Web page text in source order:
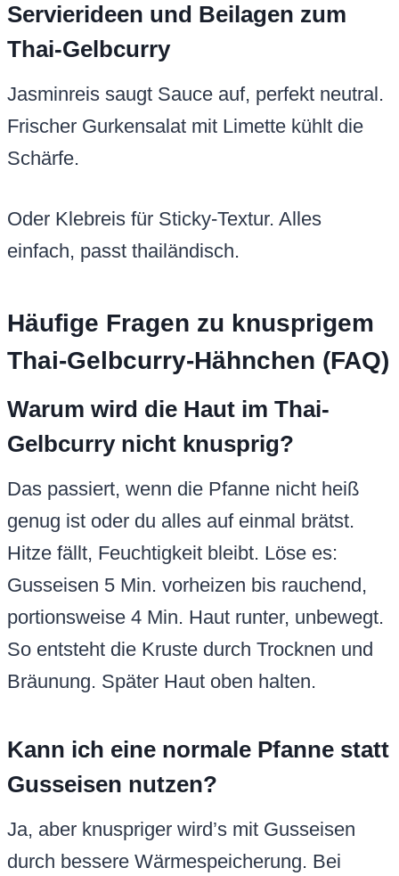
Servierideen und Beilagen zum
Thai-Gelbcurry
Jasminreis saugt Sauce auf, perfekt neutral.
Frischer Gurkensalat mit Limette kühlt die
Schärfe.
Oder Klebreis für Sticky-Textur. Alles
einfach, passt thailändisch.
Häufige Fragen zu knusprigem
Thai-Gelbcurry-Hähnchen (FAQ)
Warum wird die Haut im Thai-
Gelbcurry nicht knusprig?
Das passiert, wenn die Pfanne nicht heiß
genug ist oder du alles auf einmal brätst.
Hitze fällt, Feuchtigkeit bleibt. Löse es:
Gusseisen 5 Min. vorheizen bis rauchend,
portionsweise 4 Min. Haut runter, unbewegt.
So entsteht die Kruste durch Trocknen und
Bräunung. Später Haut oben halten.
Kann ich eine normale Pfanne statt
Gusseisen nutzen?
Ja, aber knuspriger wird’s mit Gusseisen
durch bessere Wärmespeicherung. Bei